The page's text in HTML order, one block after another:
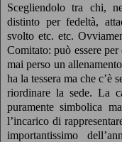
Scegliendolo tra chi,
distinto per fedeltà,
svolto etc. etc.
Comitato: può essere
mai perso un
ha la tessera ma che c’è
riordinare la sede. La
puramente simbolica
l’incarico di
importantissimo